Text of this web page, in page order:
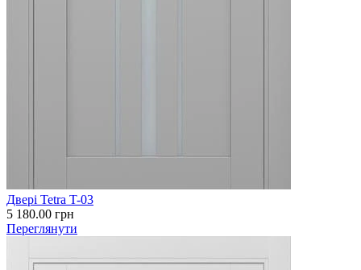
Двері Tetra T-03
5 180.00 грн
Переглянути